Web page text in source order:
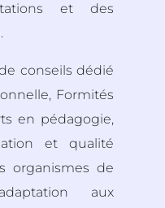
et des
conseils dédié
Formités
en pédagogie,
et qualité
organismes de
aux